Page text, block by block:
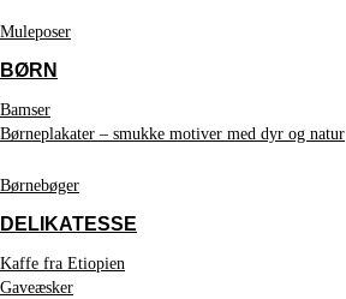
Muleposer
BØRN
Bamser
Børneplakater – smukke motiver med dyr og natur
Børnebøger
DELIKATESSE
Kaffe fra Etiopien
Gaveæsker